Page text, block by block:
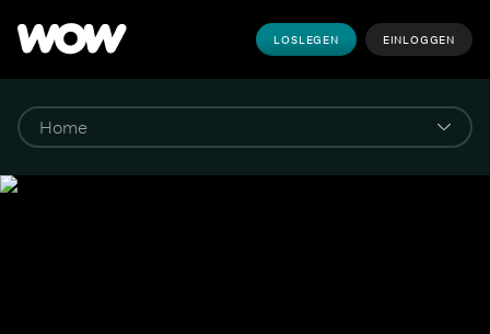
LOSLEGEN EINLOGGEN